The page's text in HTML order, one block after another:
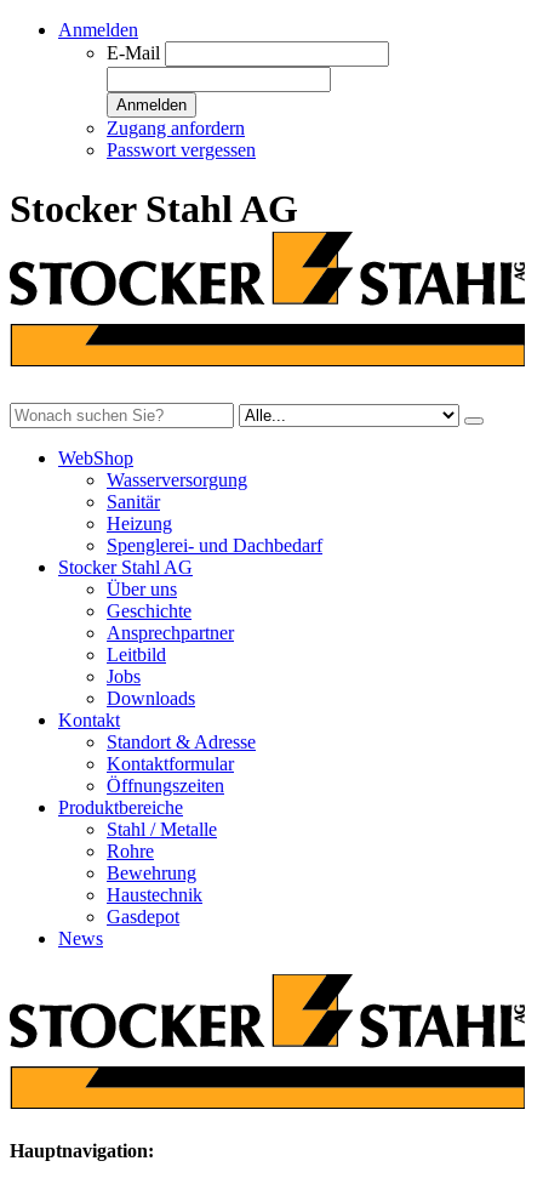
Anmelden
E-Mail
Anmelden
Zugang anfordern
Passwort vergessen
Stocker Stahl AG
WebShop
Wasserversorgung
Sanitär
Heizung
Spenglerei- und Dachbedarf
Stocker Stahl AG
Über uns
Geschichte
Ansprechpartner
Leitbild
Jobs
Downloads
Kontakt
Standort & Adresse
Kontaktformular
Öffnungszeiten
Produktbereiche
Stahl / Metalle
Rohre
Bewehrung
Haustechnik
Gasdepot
News
Hauptnavigation: